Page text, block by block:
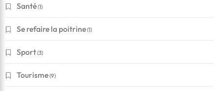
Santé(1)
Se refaire la poitrine(1)
Sport(3)
Tourisme(9)